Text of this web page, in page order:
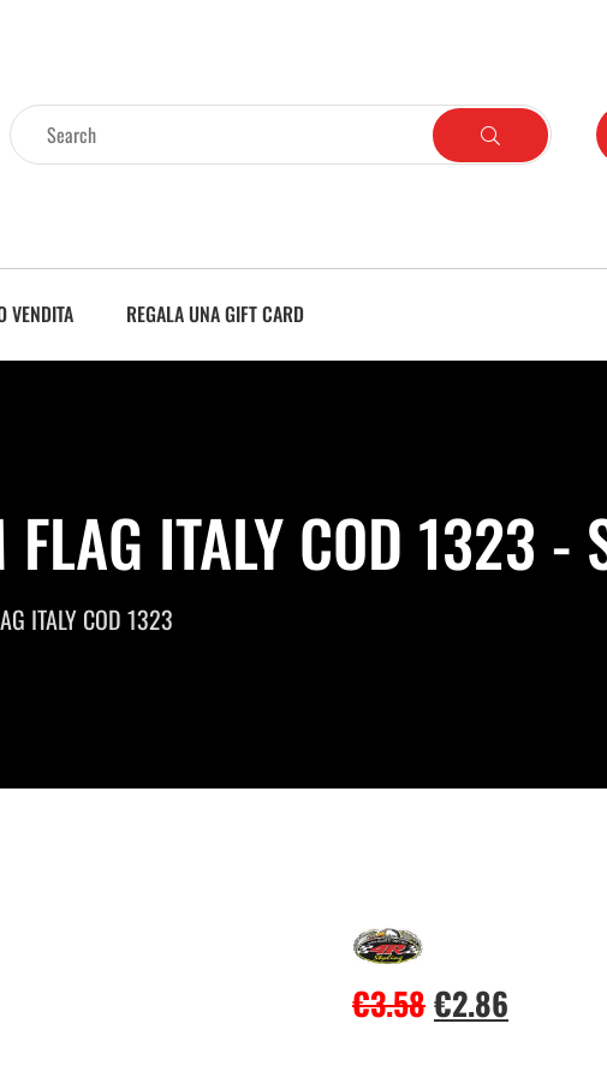
VENDITA REGALA UNA GIFT CARD
FLAG ITALY COD 1323
ITALY COD 1323
€3.58€2.86